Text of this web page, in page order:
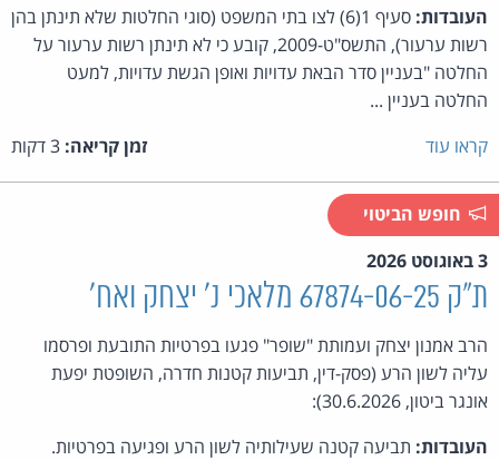
העובדות:
סעיף 1(6) לצו בתי המשפט (סוגי החלטות שלא תינתן בהן
רשות ערעור), התשס"ט-2009, קובע כי לא תינתן רשות ערעור על
החלטה "בעניין סדר הבאת עדויות ואופן הגשת עדויות, למעט
החלטה בעניין ...
קראו עוד
זמן קריאה:
חופש הביטוי
3 באוגוסט 2026
ת"ק 67874-06-25 מלאכי נ' יצחק ואח'
הרב אמנון יצחק ועמותת "שופר" פגעו בפרטיות התובעת ופרסמו
עליה לשון הרע (פסק-דין, תביעות קטנות חדרה, השופטת יפעת
אונגר ביטון, 30.6.2026):
העובדות: תביעה קטנה שעילותיה לשון הרע ופגיעה בפרטיות.